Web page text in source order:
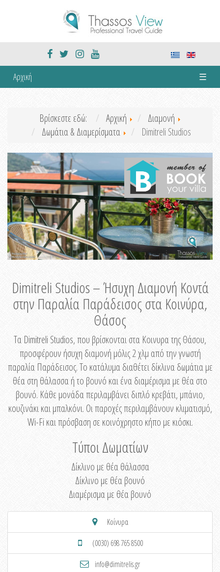
Αρχική ☰
Βρίσκεστε εδώ: Αρχική
Διαμονή
Δωμάτια & Διαμερίσματα
Dimitreli Studios
Dimitreli Studios – Ήσυχη Διαμονή Κοντά
στην Παραλία Παράδεισος στα Κοινύρα,
Θάσος
Τα Dimitreli Studios, που βρίσκονται στα Κοινυρα της Θάσου,
προσφέρουν ήσυχη διαμονή μόλις 2 χλμ από την γνωστή
παραλία Παράδεισος. Το κατάλυμα διαθέτει δίκλινα δωμάτια με
θέα στη θάλασσα ή το βουνό και ένα διαμέρισμα με θέα στο
βουνό. Κάθε μονάδα περιλαμβάνει διπλό κρεβάτι, μπάνιο,
κουζινάκι και μπαλκόνι. Οι παροχές περιλαμβάνουν κλιματισμό,
Wi-Fi και πρόσβαση σε κοινόχρηστο κήπο με κιόσκι.
Τύποι Δωματίων
Δίκλινο με θέα θάλασσα
Δίκλινο με θέα βουνό
Διαμέρισμα με θέα βουνό
Κοίνυρα
(0030) 698 765 8500
info@dimitrelis.gr